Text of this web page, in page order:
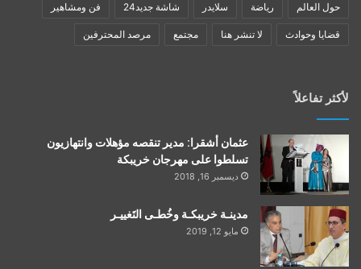
حول العالم رياضة سلايدر شاشة جديد24 فن ومشاهير
قضايا وحوادث لا تنشر هنا مجتمع مرصد المحترفين
لأكثر تفاعلاً
عثمان أشقرا: مدير تنقصه مؤهلات وانتهازيون
تسلطوا على مهرجان خريبكة
ديسمبر 16, 2018
مدينـة خريبكـة وخُطـى التَغييـر
مايو 12, 2019